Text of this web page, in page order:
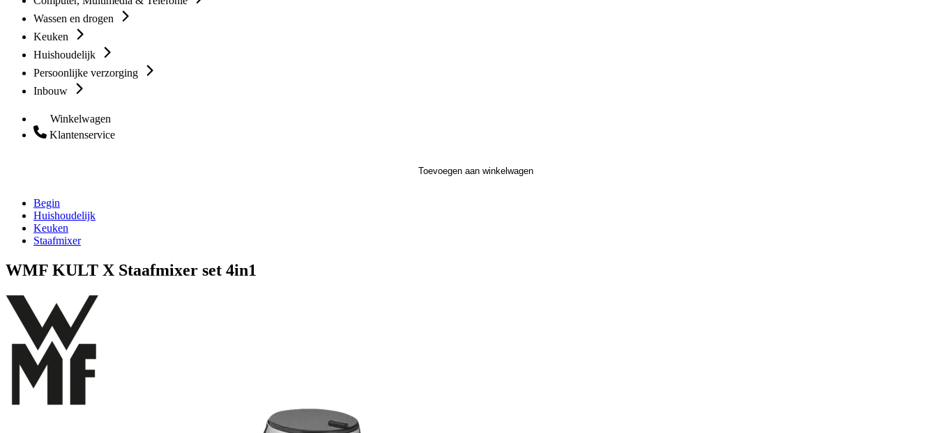
Wassen en drogen
Keuken
Huishoudelijk
Persoonlijke verzorging
Inbouw
Winkelwagen
Klantenservice
Toevoegen aan winkelwagen
Begin
Huishoudelijk
Keuken
Staafmixer
WMF KULT X Staafmixer set 4in1